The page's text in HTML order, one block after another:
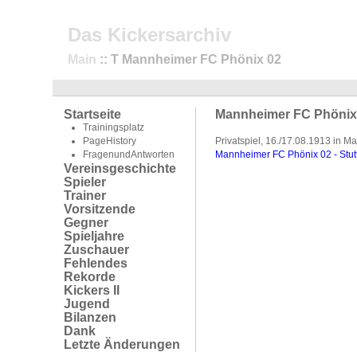
Das Kickersarchiv
Main :: T Mannheimer FC Phönix 02
Startseite
Trainingsplatz
PageHistory
FragenundAntworten
Vereinsgeschichte
Spieler
Trainer
Vorsitzende
Gegner
Spieljahre
Zuschauer
Fehlendes
Rekorde
Kickers II
Jugend
Bilanzen
Dank
Letzte Änderungen
Mannheimer FC
Privatspiel, 16./17.08.1913 in
Mannheimer FC Phönix 02 -